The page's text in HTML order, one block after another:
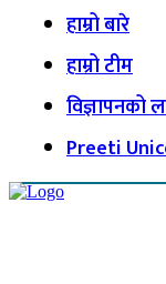
हाम्रो बारे
हाम्रो टीम
विज्ञापनको
Preeti